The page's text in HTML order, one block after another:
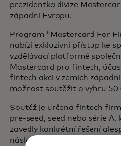
prezidentka divize
západní Evropu.
Program "Mastercard For
nabízí exkluzivní přístup ke
vzdělávací platformě
Mastercard pro fintech,
fintech akcí v zemích
možnost soutěžit o výhru 50
Soutěž je určena fintech
pre-seed, seed nebo série A,
zavedly konkrétní řešení
následujících evropských